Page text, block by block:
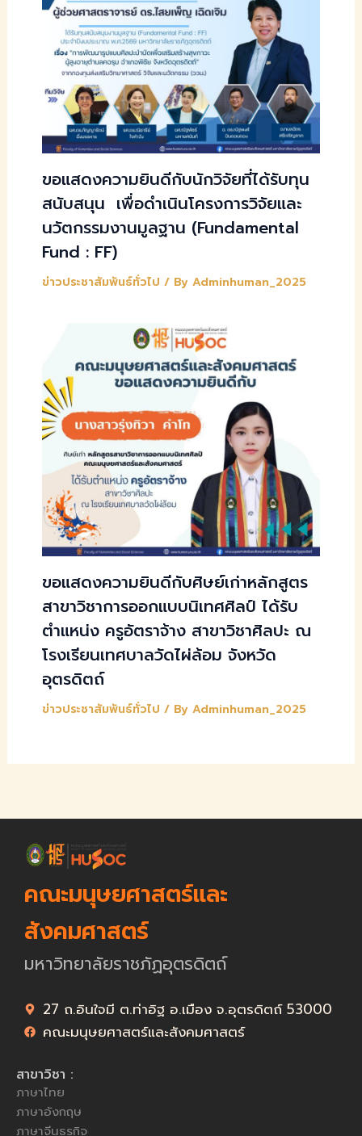
ขอแสดงความยินดีกับนักวิจัยที่ได้รับทุน
สนับสนุน เพื่อดำเนินโครงการวิจัยและ
นวัตกรรมงานมูลฐาน (Fundamental
Fund : FF)
ข่าวประชาสัมพันธ์ทั่วไป / By Adminhuman_2025
ขอแสดงความยินดีกับศิษย์เก่าหลักสูตร
สาขาวิชาการออกแบบนิเทศศิลป์ ได้รับ
ตำแหน่ง ครูอัตราจ้าง สาขาวิชาศิลปะ ณ
โรงเรียนเทศบาลวัดไผ่ล้อม จังหวัด
อุตรดิตถ์
ข่าวประชาสัมพันธ์ทั่วไป / By Adminhuman_2025
คณะมนุษยศาสตร์และ
สังคมศาสตร์
มหาวิทยาลัยราชภัฏอุตรดิตถ์
27 ถ.อินใจมี ต.ท่าอิฐ อ.เมือง จ.อุตรดิตถ์ 53000
คณะมนุษยศาสตร์และสังคมศาสตร์
สาขาวิชา :
ภาษาไทย
ภาษาอังกฤษ
ภาษาจีนธุรกิจ